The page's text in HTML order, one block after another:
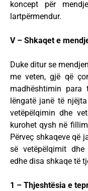
koncept për
lartpërmendur.
V – Shkaqet e
Duke ditur se
me veten, gjë që
madhështimin
lëngatë janë të
vetëpëlqimin dhe
kurohet qysh në
Përveç shkaqeve që
së vetëpëlqimit
edhe disa shkaqe të
1 – Thjeshtësia e